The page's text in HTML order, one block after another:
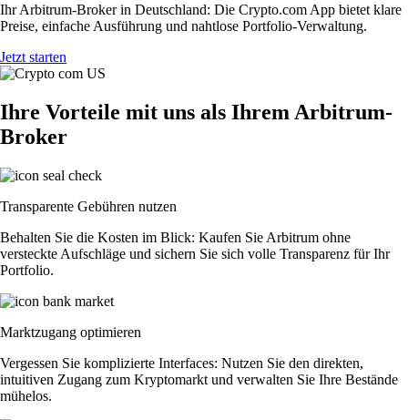
Ihr Arbitrum-Broker in Deutschland: Die Crypto.com App bietet klare
Preise, einfache Ausführung und nahtlose Portfolio-Verwaltung.
Jetzt starten
Ihre Vorteile mit uns als Ihrem Arbitrum-
Broker
Transparente Gebühren nutzen
Behalten Sie die Kosten im Blick: Kaufen Sie Arbitrum ohne
versteckte Aufschläge und sichern Sie sich volle Transparenz für Ihr
Portfolio.
Marktzugang optimieren
Vergessen Sie komplizierte Interfaces: Nutzen Sie den direkten,
intuitiven Zugang zum Kryptomarkt und verwalten Sie Ihre Bestände
mühelos.